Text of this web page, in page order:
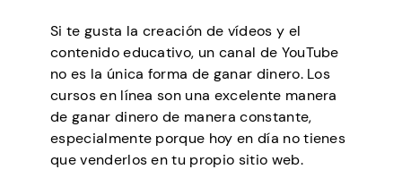
Si te gusta la creación de vídeos y el
contenido educativo, un canal de YouTube
no es la única forma de ganar dinero. Los
cursos en línea son una excelente manera
de ganar dinero de manera constante,
especialmente porque hoy en día no tienes
que venderlos en tu propio sitio web.